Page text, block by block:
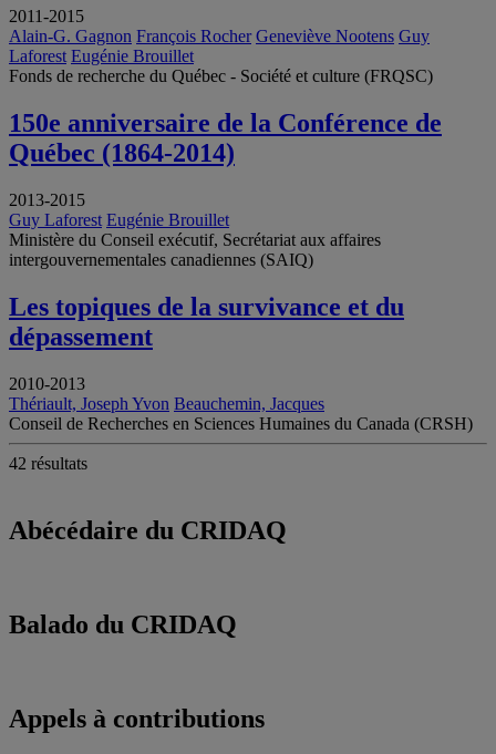
2011-2015
Alain-G. Gagnon François Rocher Geneviève Nootens Guy
Laforest Eugénie Brouillet
Fonds de recherche du Québec - Société et culture (FRQSC)
150e anniversaire de la Conférence de
Québec (1864-2014)
2013-2015
Guy Laforest Eugénie Brouillet
Ministère du Conseil exécutif, Secrétariat aux affaires
intergouvernementales canadiennes (SAIQ)
Les topiques de la survivance et du
dépassement
2010-2013
Thériault, Joseph Yvon Beauchemin, Jacques
Conseil de Recherches en Sciences Humaines du Canada (CRSH)
42 résultats
Abécédaire du CRIDAQ
Balado du CRIDAQ
Appels à contributions